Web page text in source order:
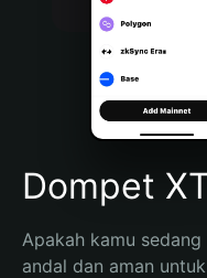
Português (Brasil)
Español (Argentina)
Dompet
Apakah kamu
andal dan aman